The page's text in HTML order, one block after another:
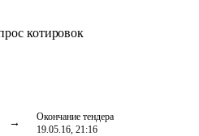
котировок
Окончание тендера
19.05.16, 21:16